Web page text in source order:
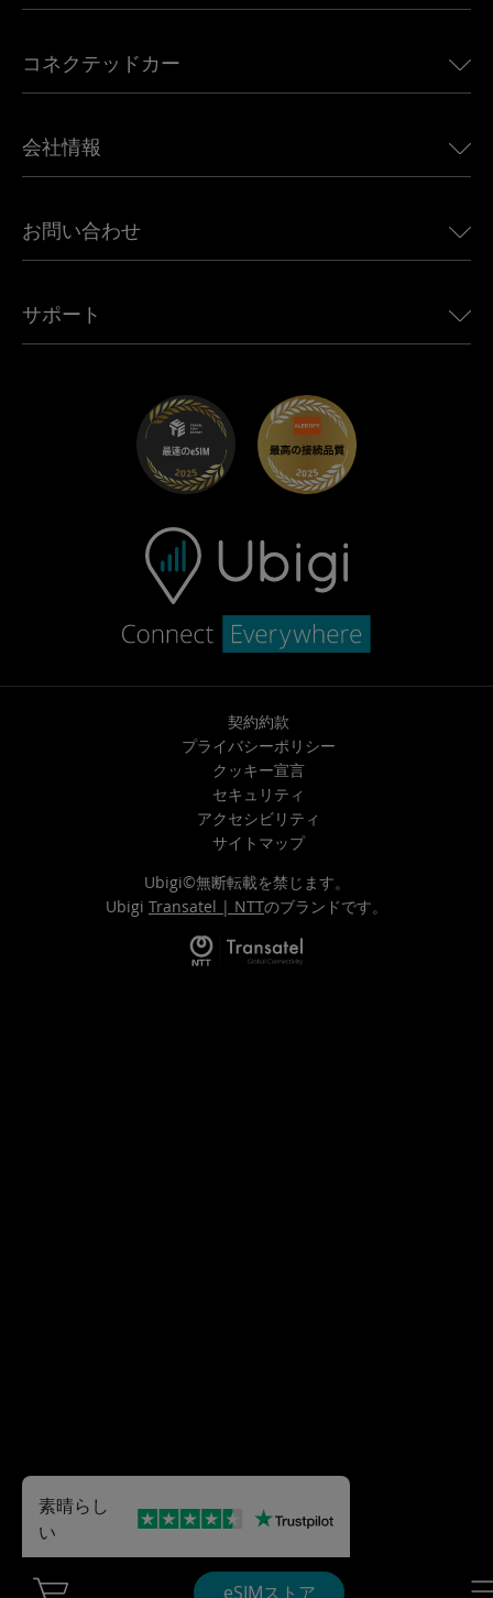
eSIMストア
ヨーロッパ向けeSIM
カナダ向けeSIM
アフリカ向けeSIM
すべての目的地を見る
コネクテッドカー
Land Rover向けUbigi
Jeep向けUbigi
Mini向けUbigi
Maserati向けUbigi
会社情報
Ubigi関連プレス
Ubigiアプリ
お問い合わせ
アフェリエイトプログラム
サポート
トラブルシューティング
ヘルプセンター
お問い合わせ先
契約約款
プライバシーポリシー
クッキー宣言
セキュリティ
アクセシビリティ
サイトマップ
Ubigi©無断転載を禁じます。
Ubigi Transatel | NTTのブランドです。
素晴らし
い